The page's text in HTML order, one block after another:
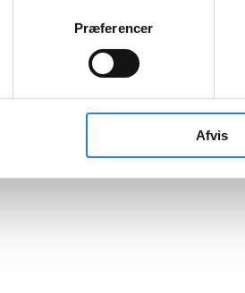
Præferencer
Afvis